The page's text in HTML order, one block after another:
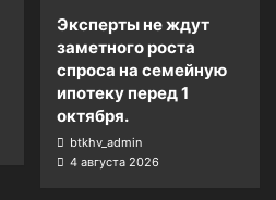
Эксперты не ждут
заметного роста
спроса на семейную
ипотеку перед 1
октября.
btkhv_admin
4 августа 2026